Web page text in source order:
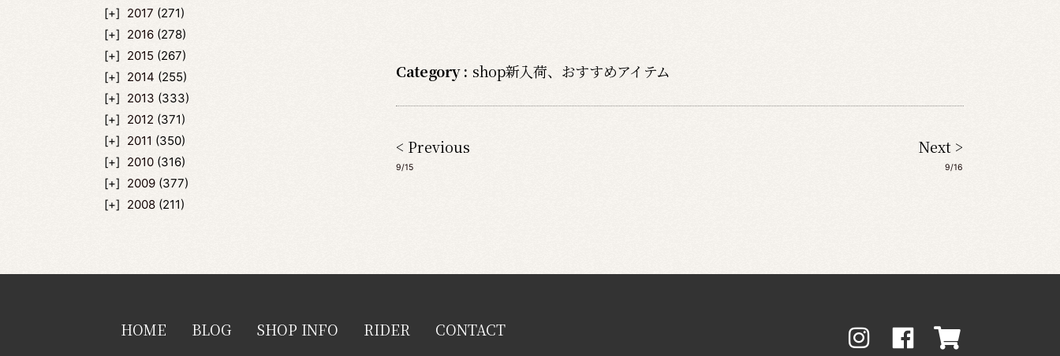
2017 (271)
2016 (278)
2015 (267)
2014 (255)
2013 (333)
2012 (371)
2011 (350)
2010 (316)
2009 (377)
2008 (211)
Category : shop新入荷、 おすすめアイテム
< Previous
9/15
Next >
9/16
HOME BLOG SHOP INFO RIDER CONTACT